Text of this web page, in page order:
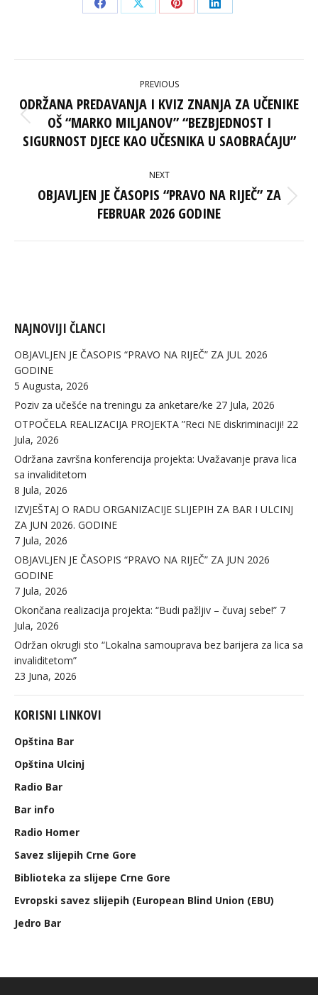
Share
Facebook
Share
X
Share
Pinterest
Share
LinkedIn
NAVIGATION
PREVIOUS
Previous
post:
ODRŽANA PREDAVANJA I KVIZ ZNANJA ZA UČENIKE
OŠ “MARKO MILJANOV” “BEZBJEDNOST I
SIGURNOST DJECE KAO UČESNIKA U SAOBRAĆAJU”
NEXT
Next
post:
OBJAVLJEN JE ČASOPIS “PRAVO NA RIJEČ” ZA
FEBRUAR 2026 GODINE
NAJNOVIJI ČLANCI
OBJAVLJEN JE ČASOPIS “PRAVO NA RIJEČ” ZA JUL 2026
GODINE
5 Augusta, 2026
Poziv za učešće na treningu za anketare/ke 27 Jula, 2026
OTPOČELA REALIZACIJA PROJEKTA ”Reci NE diskriminaciji! 22
Jula, 2026
Održana završna konferencija projekta: Uvažavanje prava lica
sa invaliditetom
8 Jula, 2026
IZVJEŠTAJ O RADU ORGANIZACIJE SLIJEPIH ZA BAR I ULCINJ
ZA JUN 2026. GODINE
7 Jula, 2026
OBJAVLJEN JE ČASOPIS “PRAVO NA RIJEČ” ZA JUN 2026
GODINE
7 Jula, 2026
Okončana realizacija projekta: “Budi pažljiv – čuvaj sebe!” 7
Jula, 2026
Održan okrugli sto “Lokalna samouprava bez barijera za lica sa
invaliditetom”
23 Juna, 2026
KORISNI LINKOVI
Opština Bar
Opština Ulcinj
Radio Bar
Bar info
Radio Homer
Savez slijepih Crne Gore
Biblioteka za slijepe Crne Gore
Evropski savez slijepih (European Blind Union (EBU)
Jedro Bar